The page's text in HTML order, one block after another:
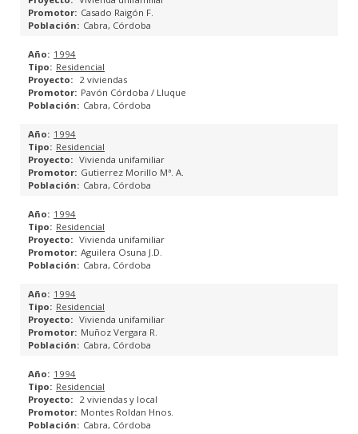
Viviendas, Oficinas y Locales en Calle Jaime, Lucena.
Viviendas y Local Comercial en Calle Martín Belda, Cabra.
CONSTRUCCIÓN
REHABILITACIÓN ENERGÉTICA
REFORMAS
OBRA NUEVA
OBRA CIVIL
FONDOS FEDER 2014/2020
GESTIONES ADMINISTRATIVAS
BIMobject
Casado Raigón F.
Cabra, Córdoba
1994
Residencial
2 viviendas
Pavón Córdoba / Lluque
Cabra, Córdoba
1994
Residencial
Vivienda unifamiliar
Gutierrez Morillo Mª. A.
Cabra, Córdoba
1994
Residencial
Vivienda unifamiliar
Aguilera Osuna J.D.
Cabra, Córdoba
1994
Residencial
Vivienda unifamiliar
Muñoz Vergara R.
Cabra, Córdoba
1994
Residencial
2 viviendas y local
Montes Roldan Hnos.
Cabra, Córdoba